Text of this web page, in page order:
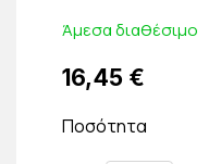
Άμεσα διαθέσιμο
16,45 €
Ποσότητα